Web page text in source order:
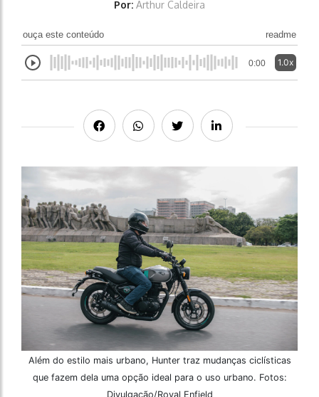
Por: Arthur Caldeira
ouça este conteúdo readme
0:00 1.0x
Além do estilo mais urbano, Hunter traz mudanças ciclísticas
que fazem dela uma opção ideal para o uso urbano. Fotos:
Divulgação/Royal Enfield